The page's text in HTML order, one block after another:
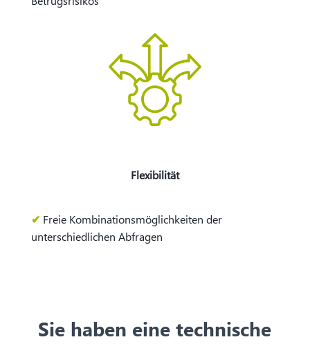
Flexibilität
✔ Freie Kombinationsmöglichkeiten der
unterschiedlichen Abfragen​
Sie haben eine technische